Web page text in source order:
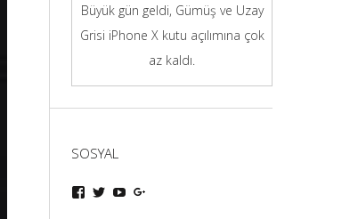
Büyük gün geldi, Gümüş ve Uzay
Grisi iPhone X kutu açılımına çok
az kaldı.
SOSYAL
iphoneturka
iphoneturka
iphoneturka